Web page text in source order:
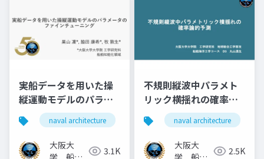
実船データを⽤いた操
縦運動モデルのパラメ
ータのファインチュー
ニング
naval architecture 船舶海洋工学 船舶操縦性
大阪大
3.1K
不規則縦波中パラメト
リック横揺れの確率論
的予測naval architecture
大阪大
2.5K